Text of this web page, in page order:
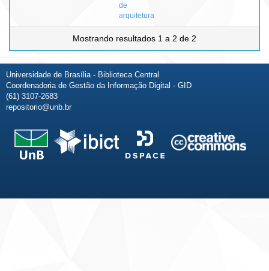
de
arquitetura
Mostrando resultados 1 a 2 de 2
Universidade de Brasília - Biblioteca Central
Coordenadoria de Gestão da Informação Digital - GID
(61) 3107-2683
repositorio@unb.br